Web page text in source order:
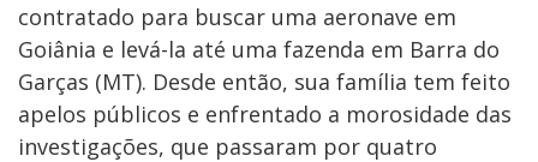
contratado para buscar uma aeronave em
Goiânia e levá-la até uma fazenda em Barra do
Garças (MT). Desde então, sua família tem feito
apelos públicos e enfrentado a morosidade das
investigações, que passaram por quatro